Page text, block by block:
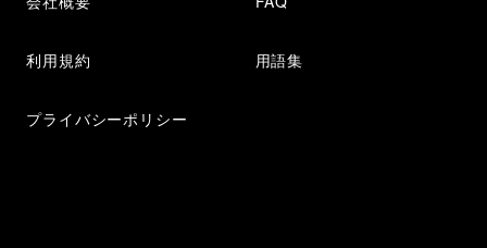
利用規約
プライバシーポリシー
用語集